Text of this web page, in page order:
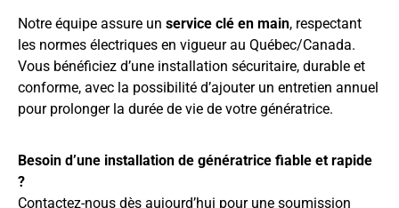
Notre équipe assure un service clé en main, respectant
les normes électriques en vigueur au Québec/Canada.
Vous bénéficiez d’une installation sécuritaire, durable et
conforme, avec la possibilité d’ajouter un entretien annuel
pour prolonger la durée de vie de votre génératrice.
Besoin d’une installation de génératrice fiable et rapide
?
Contactez-nous dès aujourd’hui pour une soumission